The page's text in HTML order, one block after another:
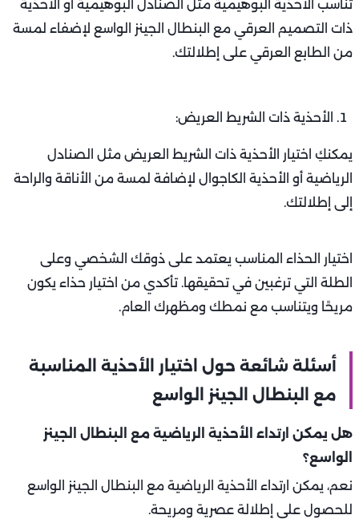
تناسب الأحذية البوهيمية مثل الصنادل البوهيمية أو الأحذية
ذات التصميم العرقي مع البنطال الجينز الواسع لإضفاء لمسة
من الطابع العرقي على إطلالتك.
الأحذية ذات الشريط العريض:
يمكنكِ اختيار الأحذية ذات الشريط العريض مثل الصنادل
الرياضية أو الأحذية الكاجوال لإضافة لمسة من الأناقة والراحة
إلى إطلالتك.
اختيار الحذاء المناسب يعتمد على ذوقك الشخصي وعلى
الطلة التي ترغبين في تحقيقها. تأكدي من اختيار حذاء يكون
مريحًا ويتناسب مع نمطك ومظهرك العام.
أسئلة شائعة حول اختيار الأحذية المناسبة
مع البنطال الجينز الواسع
هل يمكن ارتداء الأحذية الرياضية مع البنطال الجينز
الواسع؟
نعم، يمكن ارتداء الأحذية الرياضية مع البنطال الجينز الواسع
للحصول على إطلالة عصرية ومريحة.